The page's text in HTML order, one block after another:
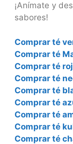
¡Anímate y
sabores!
Comprar té
Comprar té
Comprar té
Comprar té
Comprar té
Comprar té
Comprar té
Comprar té
Comprar té